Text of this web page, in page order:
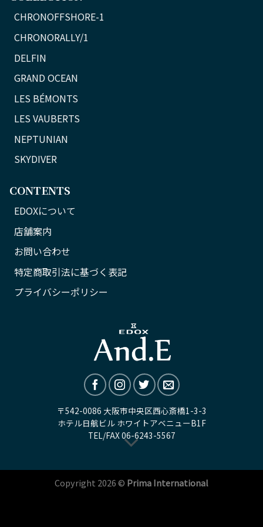
CHRONOFFSHORE-1
CHRONORALLY/1
DELFIN
GRAND OCEAN
LES BÉMONTS
LES VAUBERTS
NEPTUNIAN
SKYDIVER
CONTENTS
EDOXについて
店舗案内
お問い合わせ
特定商取引法に基づく表記
プライバシーポリシー
〒542-0086 大阪市中央区西心斎橋1-3-3
ホテル日航ビル ホワイトアベニューB1F
TEL/FAX06-6243-5567
Copyright 2026 © Prima International